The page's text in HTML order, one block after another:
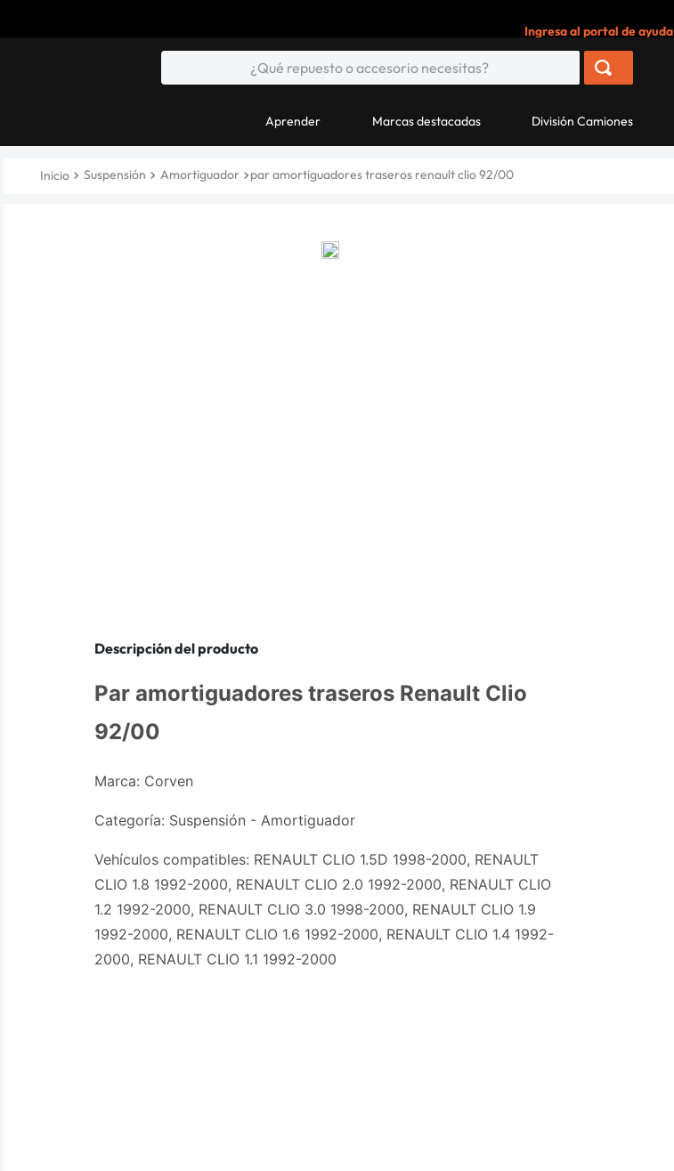
Ingresa al portal de ayuda
Aprender Marcas destacadas División Camiones
Suspensión Amortiguador par amortiguadores traseros renault clio 92/00
Descripción del producto
Par amortiguadores traseros Renault Clio
92/00
Marca: Corven
Categoría: Suspensión - Amortiguador
Vehículos compatibles: RENAULT CLIO 1.5D 1998-2000, RENAULT
CLIO 1.8 1992-2000, RENAULT CLIO 2.0 1992-2000, RENAULT CLIO
1.2 1992-2000, RENAULT CLIO 3.0 1998-2000, RENAULT CLIO 1.9
1992-2000, RENAULT CLIO 1.6 1992-2000, RENAULT CLIO 1.4 1992-
2000, RENAULT CLIO 1.1 1992-2000